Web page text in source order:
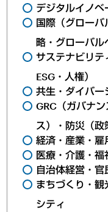
デジタルイノベ
国際（グロー
略・グローバル
サステナビリテ
ESG・人権）
共生・ダイバー
GRC（ガバナ
ス）・防災（政
経済・産業・雇
医療・介護・福
自治体経営・官
まちづくり・観
シティ